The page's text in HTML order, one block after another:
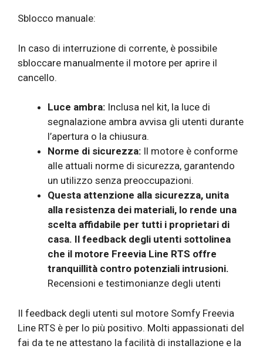
Sblocco manuale:
In caso di interruzione di corrente, è possibile
sbloccare manualmente il motore per aprire il
cancello.
Luce ambra: Inclusa nel kit, la luce di
segnalazione ambra avvisa gli utenti durante
l’apertura o la chiusura.
Norme di sicurezza: Il motore è conforme
alle attuali norme di sicurezza, garantendo
un utilizzo senza preoccupazioni.
Questa attenzione alla sicurezza, unita
alla resistenza dei materiali, lo rende una
scelta affidabile per tutti i proprietari di
casa. Il feedback degli utenti sottolinea
che il motore Freevia Line RTS offre
tranquillità contro potenziali intrusioni.
Recensioni e testimonianze degli utenti
Il feedback degli utenti sul motore Somfy Freevia
Line RTS è per lo più positivo. Molti appassionati del
fai da te ne attestano la facilità di installazione e la